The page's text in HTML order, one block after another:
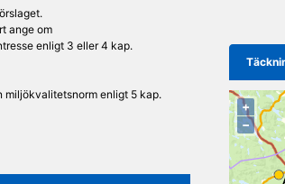
ange om
enligt 3 eller 4 kap.
miljökvalitetsnorm enligt 5 kap.
+
−